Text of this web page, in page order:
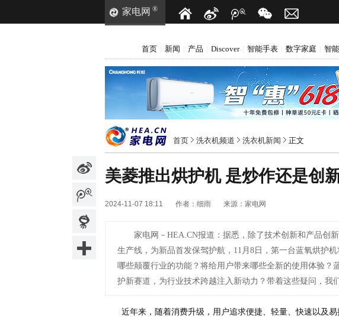
家电网 ®
首页 新闻 产品 Discover 智能手表 数字家庭 智
首页 洗衣机频道 洗衣机新闻 正文
美菱推出烘护机 是炒作还是创
2024-11-07 18:11 作者： 细雨 来源： 家电网
家电网－HEA.CN报道： 据悉，除了技术创新和产品创
生产线，为新品首发保驾护航，11月8日，第一台蓝氧烘护
哪些颠覆行业的功能？将给用户带来哪些全新的使用体验？
护新赛道，为行业技术跨越注入新动力？带着这些疑问，我
近年来，随着消费升级，用户追求便捷、轻量、快速以及